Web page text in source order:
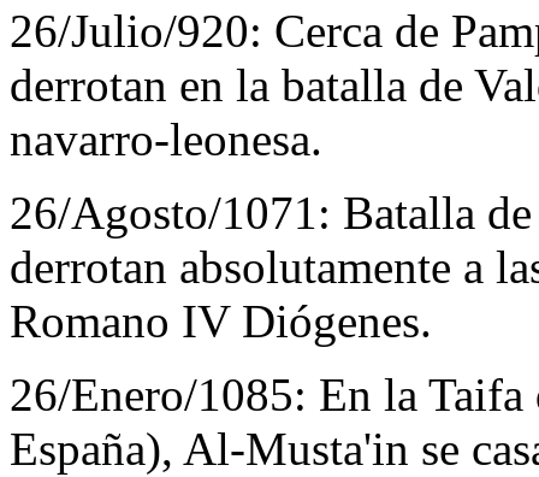
26/Julio/920: Cerca de
derrotan en la batalla de
navarro-leonesa.
26/Agosto/1071: Batalla
derrotan absolutamente a
Romano IV Diógenes.
26/Enero/1085: En la Taifa
España), Al-Musta'in se